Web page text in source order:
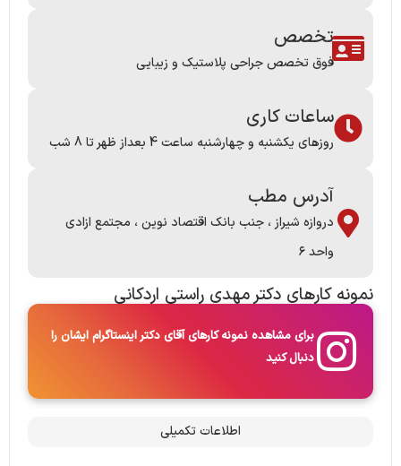
تخصص
فوق تخصص جراحی پلاستیک و زیبایی
ساعات کاری
روزهای یکشنبه و چهارشنبه ساعت 4 بعداز ظهر تا 8 شب
آدرس مطب
دروازه شیراز ، جنب بانک اقتصاد نوین ، مجتمع ازادی
واحد ۶
نمونه کارها​ی دکتر مهدی راستی اردکانی
برای مشاهده نمونه کارهای آقای دکتر اینستاگرام ایشان را
دنبال کنید
اطلاعات تکمیلی